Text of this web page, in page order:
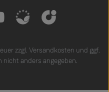
zzgl. Versandkosten und ggf.
anders angegeben.